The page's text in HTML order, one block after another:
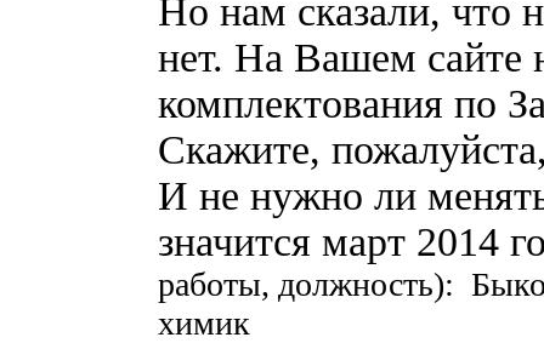
Но нам сказали, что
нет. На Вашем сайте
комплектования по
Скажите,
И не нужно ли
значится март 2014
работы, должность):
химик